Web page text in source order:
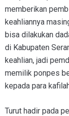
memberikan
keahliannya
bisa dilakukan
di Kabupaten
keahlian, jadi
memilik ponpes
kepada para
Turut hadir pada